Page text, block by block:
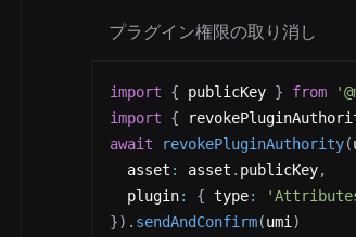
プラグイン権限の取り消し
import { publicKey } from
import
{
await
revokePluginAuthority(
  asset
: asset . publicKey,
  plugin
: { type:
}) . sendAndConfirm(umi )